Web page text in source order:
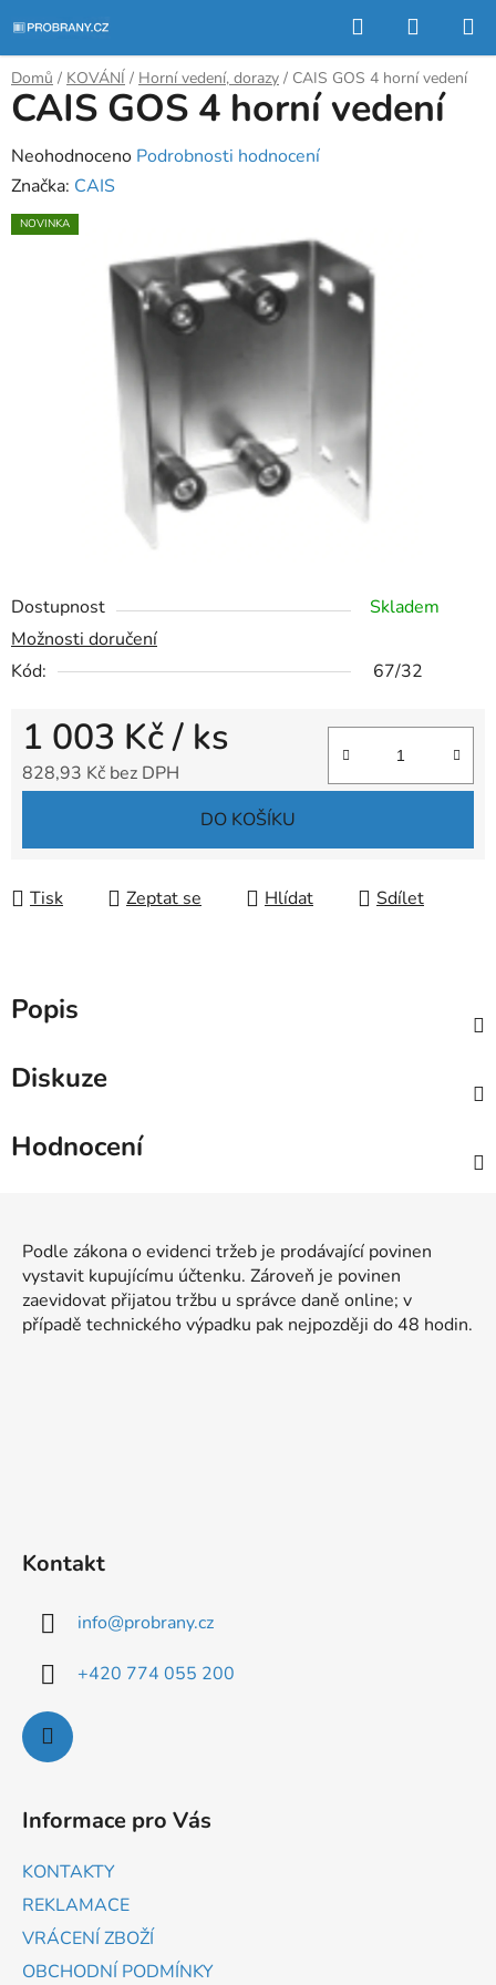
na
obsah
Hledat
KOŠÍK
Domů / KOVÁNÍ / Horní vedení, dorazy / CAIS GOS 4 horní vedení
Dostupnost
Skladem
Možnosti doručení
Kód:
67/32
1 003 Kč/ ks
828,93 Kč bez DPH
DO KOŠÍKU
Tisk Zeptat se Hlídat Sdílet
CAIS GOS 4 horní vedení
Průměrné
hodnocení
produktu
Neohodnoceno Podrobnosti hodnocení
Značka: CAIS
NOVINKA
Popis
Diskuze
Hodnocení
Podle zákona o evidenci tržeb je prodávající povinen
vystavit kupujícímu účtenku. Zároveň je povinen
zaevidovat přijatou tržbu u správce daně online; v
případě technického výpadku pak nejpozději do 48 hodin.
Kontakt
info@probrany.cz
+420 774 055 200
Informace pro Vás
KONTAKTY
REKLAMACE
VRÁCENÍ ZBOŽÍ
OBCHODNÍ PODMÍNKY